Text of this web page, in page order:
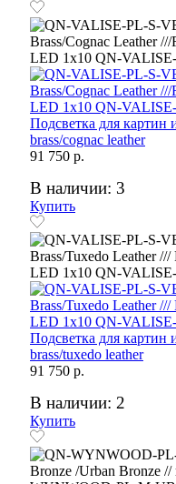
Подсветка для картин
brass/cognac leather
91 750 р.
В наличии: 3
Купить
Подсветка для картин
brass/tuxedo leather
91 750 р.
В наличии: 2
Купить